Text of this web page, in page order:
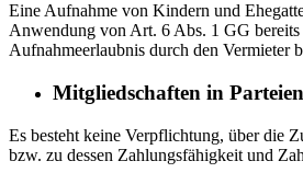
Eine Aufnahme von Kindern und
Anwendung von Art. 6 Abs. 1 GG
Aufnahmeerlaubnis durch den Vermieter
Mitgliedschaften in
Es besteht keine Verpflichtung, über die
bzw. zu dessen Zahlungsfähigkeit und